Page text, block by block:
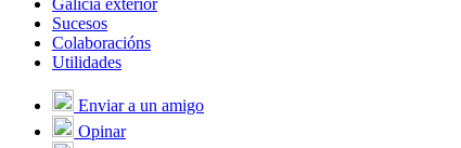
Galicia exterior
Sucesos
Colaboracións
Utilidades
Enviar a un amigo
Opinar